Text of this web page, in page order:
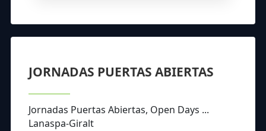
JORNADAS PUERTAS ABIERTAS
Jornadas Puertas Abiertas, Open Days ...
Lanaspa-Giralt